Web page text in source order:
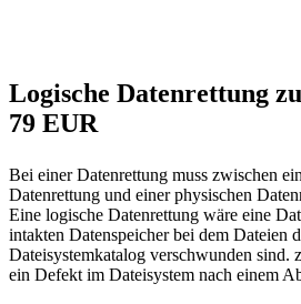
Logische Datenrettung
79 EUR
Bei einer Datenrettung muss zwischen
Datenrettung und einer physischen
Eine logische Datenrettung wäre eine
intakten Datenspeicher bei dem Dateien
Dateisystemkatalog verschwunden sind.
ein Defekt im Dateisystem nach einem